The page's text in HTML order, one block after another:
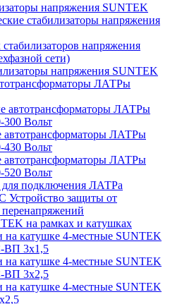
напряжения SUNTEK
стабилизаторы напряжения
напряжения
сети)
напряжения SUNTEK
ЛАТРы
автотрансформаторы ЛАТРы
Вольт
автотрансформаторы ЛАТРы
Вольт
автотрансформаторы ЛАТРы
Вольт
подключения ЛАТРа
защиты от
перенапряжений
на рамках и катушках
на катушке 4-местные SUNTEK
3х1,5
на катушке 4-местные SUNTEK
3х2,5
на катушке 4-местные SUNTEK